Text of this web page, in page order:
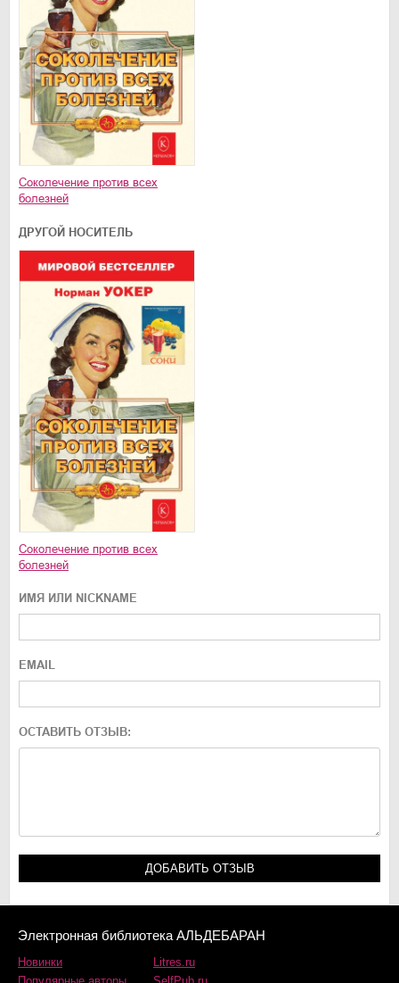
Соколечение против всех
болезней
ДРУГОЙ НОСИТЕЛЬ
Соколечение против всех
болезней
ИМЯ ИЛИ NICKNAME
EMAIL
ОСТАВИТЬ ОТЗЫВ:
Электронная библиотека АЛЬДЕБАРАН
Новинки
Litres.ru